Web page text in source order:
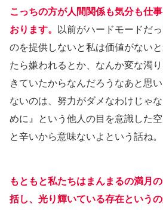
こっちの方が人間関係も気分も仕
おります。
以前がハードモードだ
のを提供しないと私は価値がない
たら嫌われるとか、なんか変な濁
きていたからなんだろうなあと思
ないのは、努力がダメなわけじゃ
めに』という他人の目を意識した
と辛いから意味ないよという話ね。
もともと私たちはまんまるの満月
括し、光り輝いている存在という